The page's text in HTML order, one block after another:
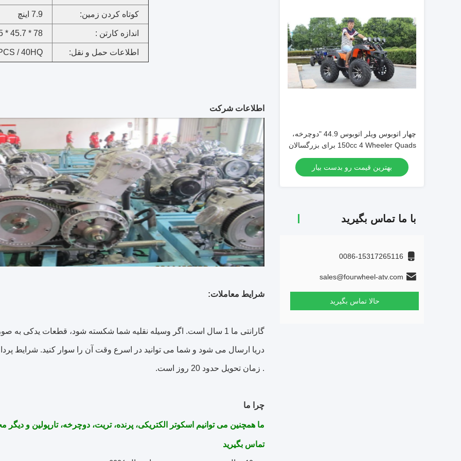
چهار اتوبوس ویلر اتوبوس 44.9 "دوچرخه،
150cc 4 Wheeler Quads برای بزرگسالان
بهترین قیمت رو بدست بیار
با ما تماس بگیرید
0086-15317265116
sales@fourwheel-atv.com
حالا تماس بگیرید
کوتاه کردن زمین: 7.9 اینچ
اندازه کارتن : 78 * 45.7 * 33.5 اینچ
اطلاعات حمل و نقل: / 40HQ
اطلاعات شرکت
شرایط معاملات:
گارانتی ما 1 سال است. اگر وسیله نقلیه شما شکسته شود، قطعات یدکی به
دریا ارسال می شود و شما می توانید در اسرع وقت آن را سوار کنید. شرایط
. زمان تحویل حدود 20 روز است.
چرا ما
ما همچنین می توانیم اسکوتر الکتریکی، پرنده، تریت، دوچرخه، تارپولین و
تماس بگیرید